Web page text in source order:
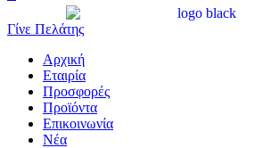
Γίνε Πελάτης
Αρχική
Εταιρία
Προσφορές
Προϊόντα
Επικοινωνία
Νέα